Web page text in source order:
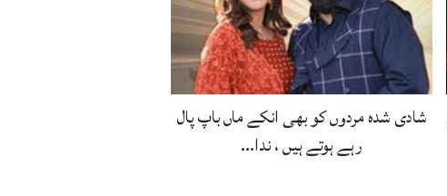
شادی شدہ مردوں کو بھی انکے ماں باپ پال
رہے ہوتے ہیں ، ندا…